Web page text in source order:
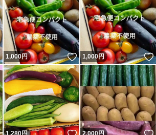
いいね！
1,000円 いいね！
1,000円